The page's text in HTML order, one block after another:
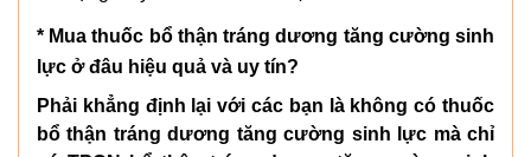
* Mua thuốc bổ thận tráng dương tăng cường sinh
lực ở đâu hiệu quả và uy tín?
Phải khẳng định lại với các bạn là không có thuốc
bổ thận tráng dương tăng cường sinh lực mà chỉ